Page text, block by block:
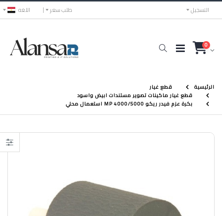
اللغه طلب سعر التسجيل
0
الرئيسية
قطع غيار
قطع غيار ماكينات تصوير مستندات ابيض واسود
بكرة عزم فيدر ريكو MP 4000/5000 استعمال محلي